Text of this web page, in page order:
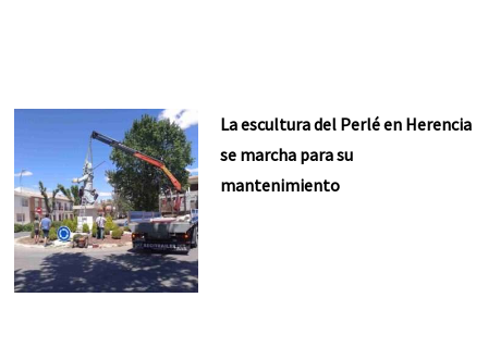
La escultura del Perlé en Herencia
se marcha para su
mantenimiento